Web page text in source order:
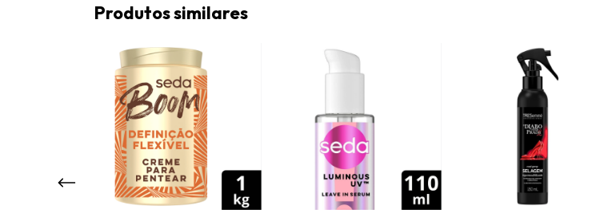
Produtos similares